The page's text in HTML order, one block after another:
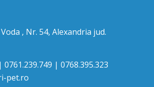
, Nr. 54, Alexandria jud.
0761.239.749 | 0768.395.323
pet.ro